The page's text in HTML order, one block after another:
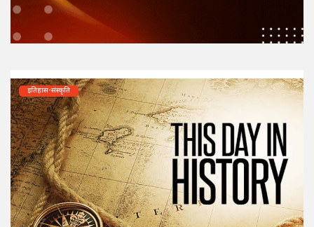
इतिहास-संस्कृति